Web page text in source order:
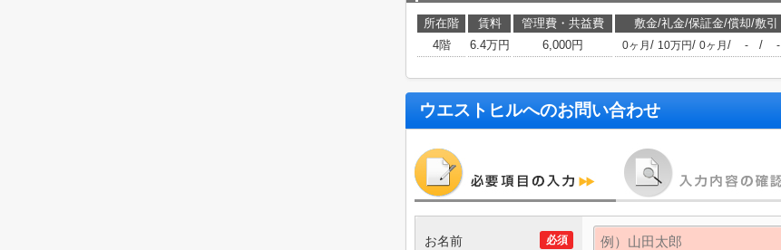
所在階 賃料 管理費・共益費 敷金/礼金/保証金/償却/敷引
4階
6.4万円 6,000円 0ヶ月 / 10万円/ 0ヶ月 / - / -
ウエストヒルへのお問い合わせ
必須
お名前